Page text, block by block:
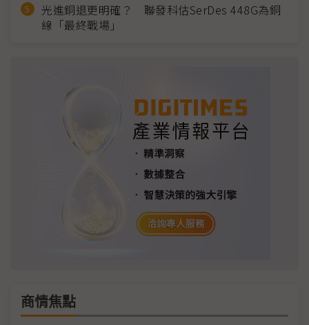
光進銅退更明確？ 聯發科估SerDes 448G為銅
線「最終戰場」
商情焦點